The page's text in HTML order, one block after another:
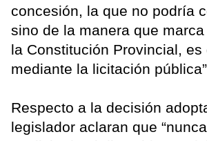
concesión, la que no podría
sino de la manera que
la Constitución Provincial, es
mediante la licitación
Respecto a la decisión
legislador aclaran que